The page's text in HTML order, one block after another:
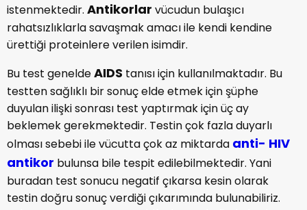
istenmektedir. Antikorlar vücudun bulaşıcı
rahatsızlıklarla savaşmak amacı ile kendi kendine
ürettiği proteinlere verilen isimdir.
Bu test geneldeAIDS tanısı için kullanılmaktadır. Bu
testten sağlıklı bir sonuç elde etmek için şüphe
duyulan ilişki sonrası test yaptırmak için üç ay
beklemek gerekmektedir. Testin çok fazla duyarlı
olması sebebi ile vücutta çok az miktarda anti- HIV
antikor bulunsa bile tespit edilebilmektedir. Yani
buradan test sonucu negatif çıkarsa kesin olarak
testin doğru sonuç verdiği çıkarımında bulunabiliriz.